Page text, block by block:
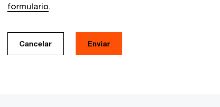
formulario.
Cancelar Enviar